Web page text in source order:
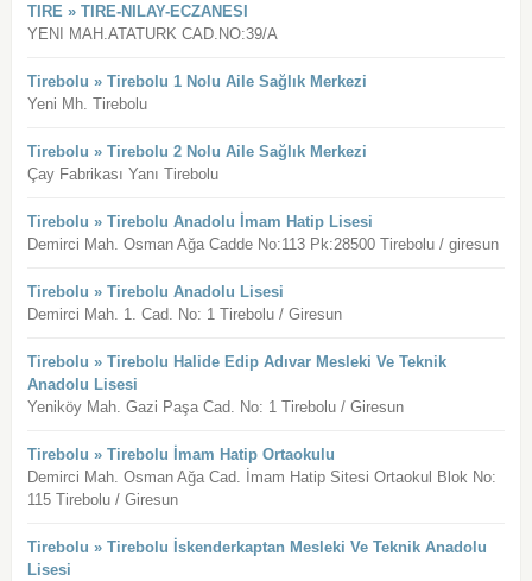
TIRE » TIRE-NILAY-ECZANESI
YENI MAH.ATATURK CAD.NO:39/A
Tirebolu » Tirebolu 1 Nolu Aile Sağlık Merkezi
Yeni Mh. Tirebolu
Tirebolu » Tirebolu 2 Nolu Aile Sağlık Merkezi
Çay Fabrikası Yanı Tirebolu
Tirebolu » Tirebolu Anadolu İmam Hatip Lisesi
Demirci Mah. Osman Ağa Cadde No:113 Pk:28500 Tirebolu / giresun
Tirebolu » Tirebolu Anadolu Lisesi
Demirci Mah. 1. Cad. No: 1 Tirebolu / Giresun
Tirebolu » Tirebolu Halide Edip Adıvar Mesleki Ve Teknik
Anadolu Lisesi
Yeniköy Mah. Gazi Paşa Cad. No: 1 Tirebolu / Giresun
Tirebolu » Tirebolu İmam Hatip Ortaokulu
Demirci Mah. Osman Ağa Cad. İmam Hatip Sitesi Ortaokul Blok No:
115 Tirebolu / Giresun
Tirebolu » Tirebolu İskenderkaptan Mesleki Ve Teknik Anadolu
Lisesi